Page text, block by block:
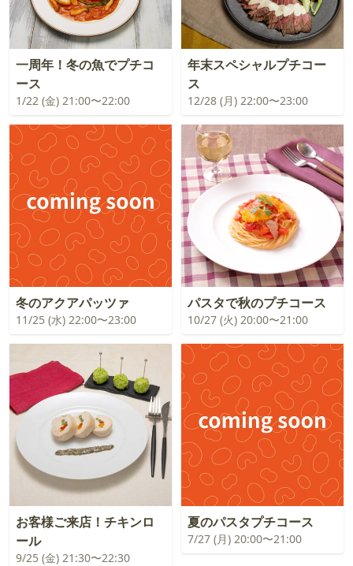
一周年！冬の魚でプチコ
ース
1/22 (金) 21:00〜22:00
年末スペシャルプチコー
ス
12/28 (月) 22:00〜23:00
冬のアクアパッツァ
11/25 (水) 22:00〜23:00
パスタで秋のプチコース
10/27 (火) 20:00〜21:00
お客様ご来店！チキンロ
ール
9/25 (金) 21:30〜22:30
夏のパスタプチコース
7/27 (月) 20:00〜21:00